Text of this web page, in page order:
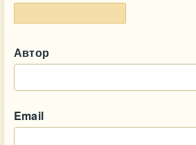
Автор
Email